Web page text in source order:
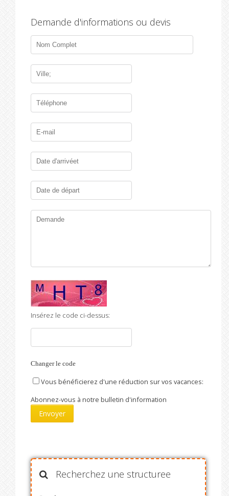
Demande d'informations ou devis
Insérez le code ci-dessus:
Changer le code
Vous bénéficierez d'une réduction sur vos vacances:
Abonnez-vous à notre bulletin d'information
Recherchez une structuree